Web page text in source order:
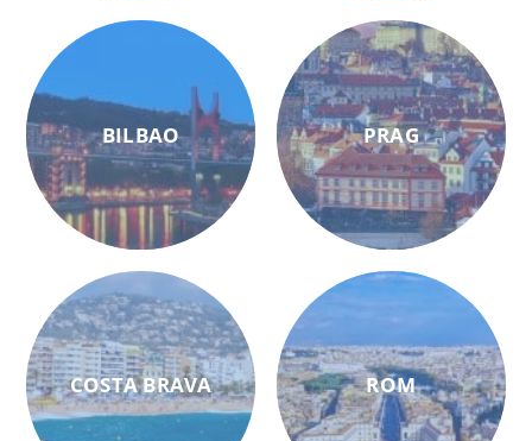
BILBAO
COSTA BRAVA
PRAG
ROM